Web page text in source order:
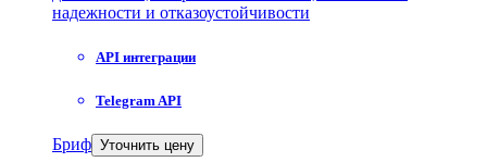
надежности и отказоустойчивости
API интеграции
Telegram API
Бриф Уточнить цену